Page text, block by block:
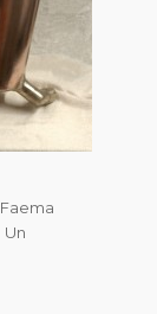
Faema
Un